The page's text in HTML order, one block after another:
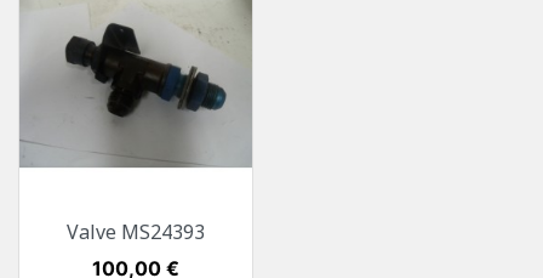
Valve MS24393
Preis
100,00 €